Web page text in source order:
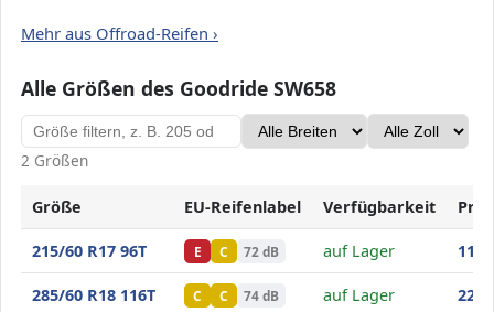
Mehr aus Offroad-Reifen ›
Alle Größen des Goodride SW658
2 Größen
Größe EU-Reifenlabel Verfügbarkeit
Goodride SW658
215/60 R17 96T E C 72 dB auf Lager 111
Goodride SW658
285/60 R18 116T C C 74 dB auf Lager 226